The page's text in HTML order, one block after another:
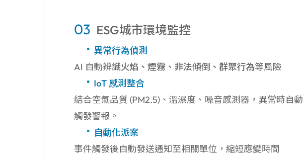
03 ESG城市環境監控
異常行為偵測
AI 自動辨識火焰、煙霧、非法傾倒、群聚行為等風險
IoT 感測整合
結合空氣品質 (PM2.5)、溫濕度、噪音感測器，異常時自動
觸發警報。
自動化派案
事件觸發後自動發送通知至相關單位，縮短應變時間